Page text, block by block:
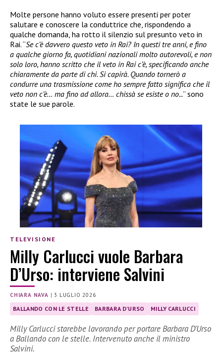
Molte persone hanno voluto essere presenti per poter
salutare e conoscere la conduttrice che, rispondendo a
qualche domanda, ha rotto il silenzio sul presunto veto in
Rai. “Se c’è davvero questo veto in Rai? In questi tre anni, e fino
a qualche giorno fa, quotidiani nazionali molto autorevoli, e non
solo loro, hanno scritto che il veto in Rai c’è, specificando anche
chiaramente da parte di chi. Si capirà. Quando tornerò a
condurre una trasmissione come ho sempre fatto significa che il
veto non c’è… ma fino ad allora… chissà se esiste o no...” sono
state le sue parole.
TELEVISIONE
Milly Carlucci vuole Barbara
D’Urso: interviene Salvini
CHIARA NAVA |3 LUGLIO 2026
BALLANDO CON LE STELLE BARBARA D'URSO MILLY CARLUCCI
Milly Carlucci starebbe lavorando per portare Barbara D’Urso
a Ballando con le stelle. Intervenuto anche il ministro
Salvini.